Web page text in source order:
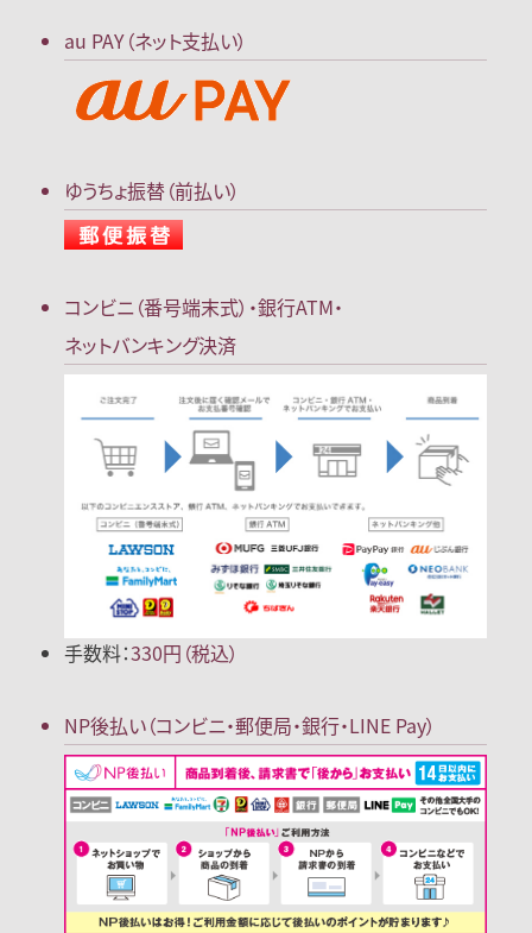
au PAY（ネット支払い）
ゆうちょ振替（前払い）
コンビニ（番号端末式）・銀行ATM・
ネットバンキング決済
手数料：330円（税込）
NP後払い（コンビニ・郵便局・銀行・LINE Pay）